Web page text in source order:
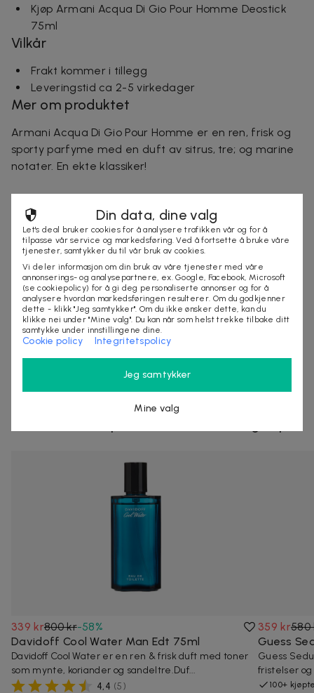
Kjøp Armani Acqua Di Gio Pour Homme Deostick
75ml
Vilkår
Frakt kommer i tillegg
Leveringstid ca 2-5 virkedager
Mer om produktet
Armani Acqua Di Gio Pour Homme er en ren, frisk og
sporty parfyme med en duft av sitrus, tre; og marine
notater. En ekte klassiker!
rosmarin, persimmontre, rav, patchouli og marine
accord.
Selges av
StylingAgenten
Organisasjonsnummer :556797-9819
UTSOLGT
339 kr800 kr-58%
Davidoff Cool Water Man Edt 75ml
Davidoff Cool Water er en ren & frisk duft med toner
som mynte, koriander og sandeltre.Duf...
4,4 (5)
359 kr580
Guess
Guess
fristelser og
100+
Din data, dine valg
Let's deal bruker cookies for å analysere trafikken vår og for å
tilpasse vår service og markedsføring. Ved å fortsette å bruke våre
tjenester, samtykker du til vår bruk av cookies.
Vi deler informasjon om din bruk av våre tjenester med våre
annonserings- og analysepartnere, ex. Google, Facebook, Microsoft
(se cookiepolicy) for å gi deg personaliserte annonser og for å
analysere hvordan markedsføringen resulterer. Om du godkjenner
dette - klikk "Jeg samtykker". Om du ikke ønsker dette, kan du
klikke nei under "Mine valg". Du kan når som helst trekke tilbake ditt
samtykke under innstillingene dine.
Cookie policy Integritetspolicy
Jeg samtykker
Mine valg